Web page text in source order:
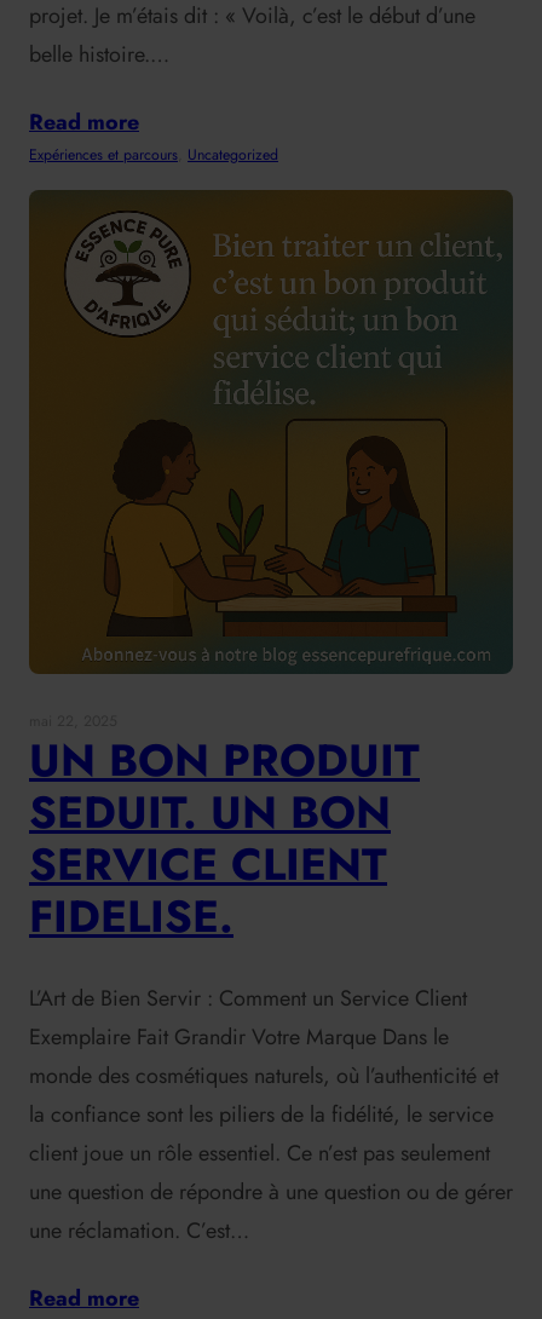
projet. Je m’étais dit : « Voilà, c’est le début d’une
belle histoire.…
Read more
Expériences et parcours Uncategorized
UN BON PRODUIT
SEDUIT. UN BON
SERVICE CLIENT
FIDELISE.
L’Art de Bien Servir : Comment un Service Client
Exemplaire Fait Grandir Votre Marque Dans le
monde des cosmétiques naturels, où l’authenticité et
la confiance sont les piliers de la fidélité, le service
client joue un rôle essentiel. Ce n’est pas seulement
une question de répondre à une question ou de gérer
une réclamation. C’est…
Read more